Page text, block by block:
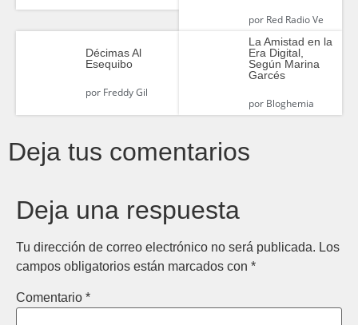
porRed Radio Ve
Décimas Al
Esequibo
porFreddy Gil
La Amistad en la
Era Digital,
Según Marina
Garcés
porBloghemia
Deja tus comentarios
Deja una respuesta
Tu dirección de correo electrónico no será publicada. Los
campos obligatorios están marcados con *
Comentario *